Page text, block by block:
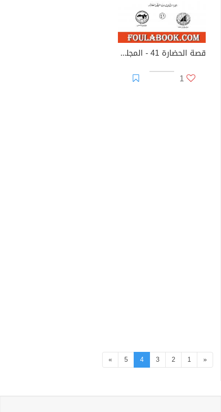
قصة الحضارة 41 - المجلد العاشر - ج3: الإسلام والشرق السلافي
1
«
1
2
3
4
5
»